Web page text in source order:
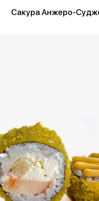
Сакура Анжеро-